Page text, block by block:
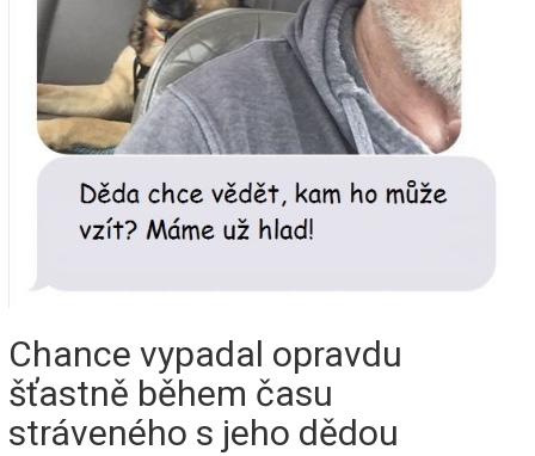
Chance vypadal opravdu
šťastně během času
stráveného s jeho dědou